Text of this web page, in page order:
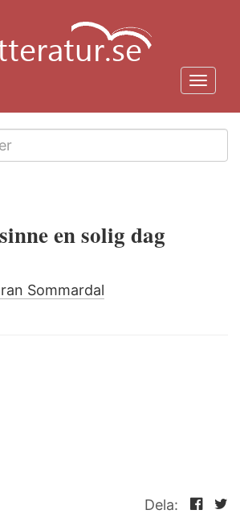
en solig dag
Sommardal
Dela: